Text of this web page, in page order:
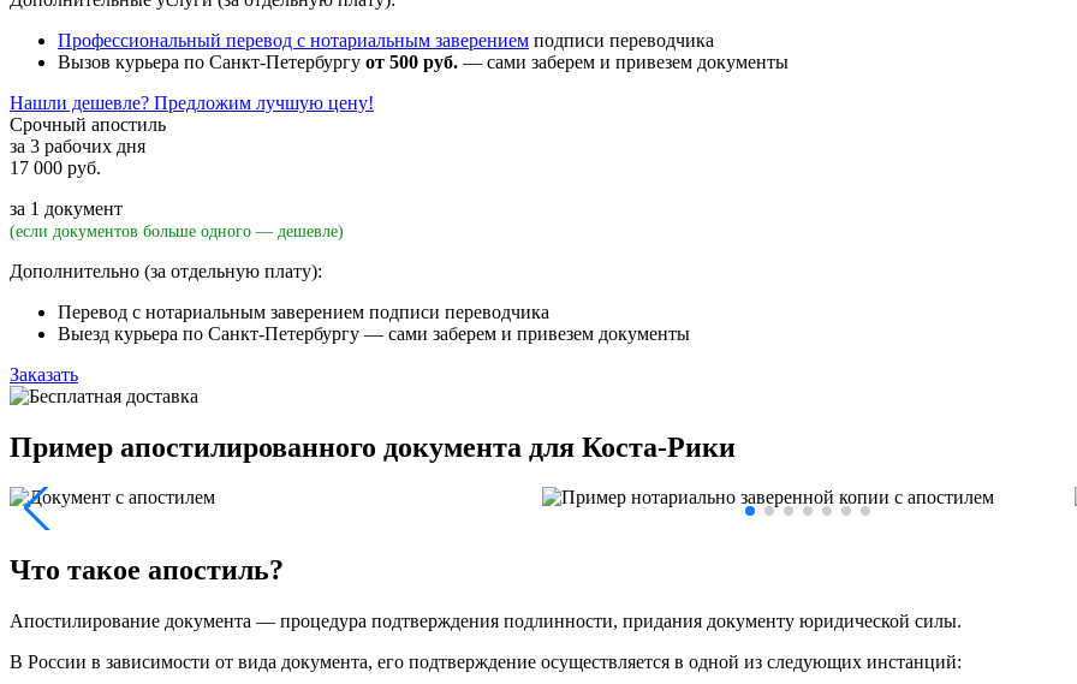
Профессиональный перевод с нотариальным заверением подписи переводчика
Вызов курьера по Санкт-Петербургу от 500 руб. — сами заберем и привезем документы
Нашли дешевле? Предложим лучшую цену!
Срочный апостиль
за 3 рабочих дня
17 000 руб.
за 1 документ
(если документов больше одного — дешевле)
Дополнительно (за отдельную плату):
Перевод с нотариальным заверением подписи переводчика
Выезд курьера по Санкт-Петербургу — сами заберем и привезем документы
Заказать
Пример апостилированного документа для Коста-Рики
Что такое апостиль?
Апостилирование документа — процедура подтверждения подлинности, придания документу юридической силы.
В России в зависимости от вида документа, его подтверждение осуществляется в одной из следующих инстанций: